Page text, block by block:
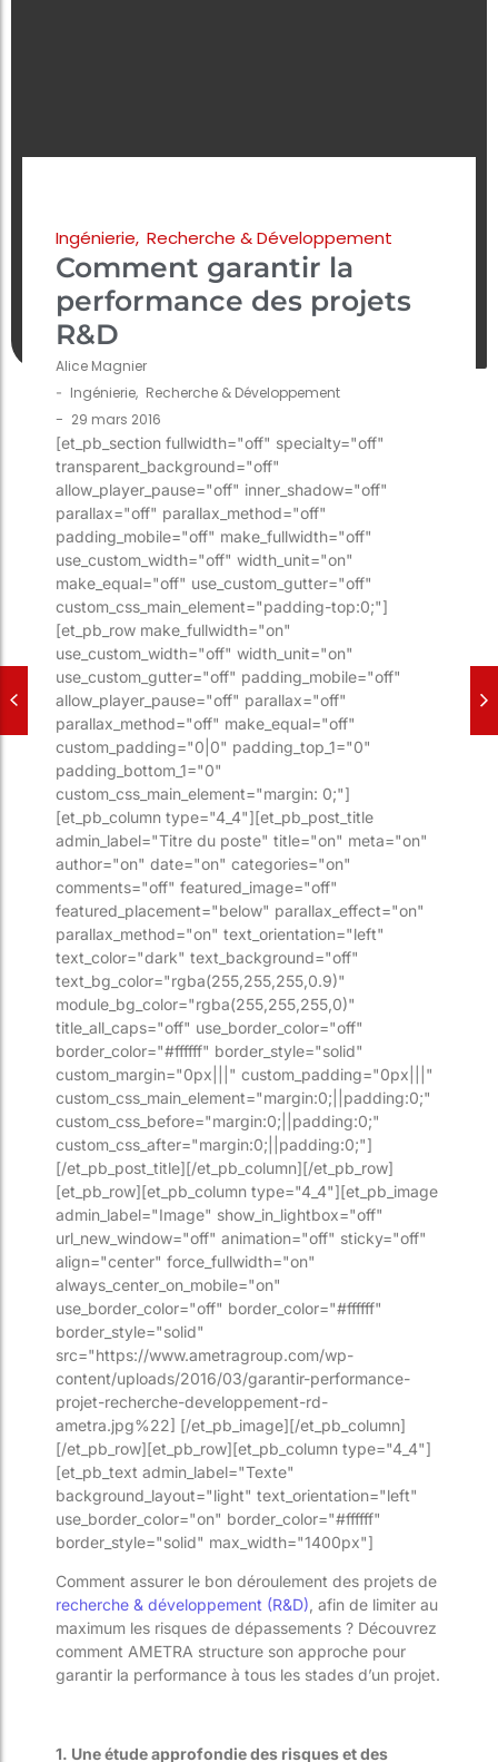
Ingénierie, Recherche & Développement
Comment garantir la
performance des projets
R&D
Alice Magnier
- Ingénierie, Recherche & Développement
- 29 mars 2016
[et_pb_section fullwidth="off" specialty="off"
transparent_background="off"
allow_player_pause="off" inner_shadow="off"
parallax="off" parallax_method="off"
padding_mobile="off" make_fullwidth="off"
use_custom_width="off" width_unit="on"
make_equal="off" use_custom_gutter="off"
custom_css_main_element="padding-top:0;"]
[et_pb_row make_fullwidth="on"
use_custom_width="off" width_unit="on"
use_custom_gutter="off" padding_mobile="off"
allow_player_pause="off" parallax="off"
parallax_method="off" make_equal="off"
custom_padding="0|0" padding_top_1="0"
padding_bottom_1="0"
custom_css_main_element="margin: 0;"]
[et_pb_column type="4_4"][et_pb_post_title
admin_label="Titre du poste" title="on" meta="on"
author="on" date="on" categories="on"
comments="off" featured_image="off"
featured_placement="below" parallax_effect="on"
parallax_method="on" text_orientation="left"
text_color="dark" text_background="off"
text_bg_color="rgba(255,255,255,0.9)"
module_bg_color="rgba(255,255,255,0)"
title_all_caps="off" use_border_color="off"
border_color="#ffffff" border_style="solid"
custom_margin="0px|||" custom_padding="0px|||"
custom_css_main_element="margin:0;||padding:0;"
custom_css_before="margin:0;||padding:0;"
custom_css_after="margin:0;||padding:0;"]
[/et_pb_post_title][/et_pb_column][/et_pb_row]
[et_pb_row][et_pb_column type="4_4"][et_pb_image
admin_label="Image" show_in_lightbox="off"
url_new_window="off" animation="off" sticky="off"
align="center" force_fullwidth="on"
always_center_on_mobile="on"
use_border_color="off" border_color="#ffffff"
border_style="solid"
src="https://www.ametragroup.com/wp-
content/uploads/2016/03/garantir-performance-
projet-recherche-developpement-rd-
ametra.jpg%22] [/et_pb_image][/et_pb_column]
[/et_pb_row][et_pb_row][et_pb_column type="4_4"]
[et_pb_text admin_label="Texte"
background_layout="light" text_orientation="left"
use_border_color="on" border_color="#ffffff"
border_style="solid" max_width="1400px"]
Comment assurer le bon déroulement des projets de
recherche & développement (R&D) , afin de limiter au
maximum les risques de dépassements ? Découvrez
comment AMETRA structure son approche pour
garantir la performance à tous les stades d’un projet.
1. Une étude approfondie des risques et des